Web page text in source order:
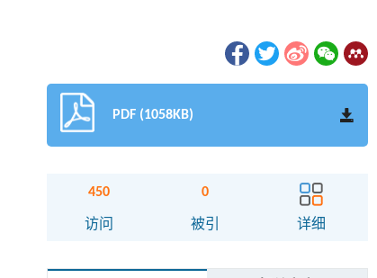
PDF (1058KB)
450
访问
0
被引 详细